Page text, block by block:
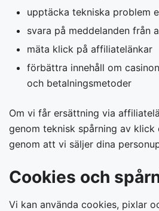
upptäcka tekniska problem
svara på meddelanden från
mäta klick på affiliatelänkar
förbättra innehåll om
och betalningsmetoder
Om vi får ersättning via
genom teknisk spårning av klick
genom att vi säljer dina
Cookies och
Vi kan använda cookies, pixlar